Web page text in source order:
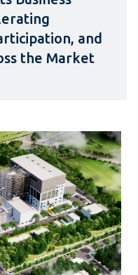
and
the Market